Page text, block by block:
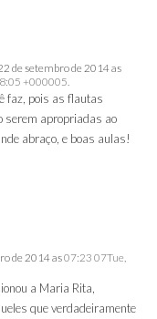
de setembro de 2014 as
+000005.
faz, pois as flautas
serem apropriadas ao
abraço, e boas aulas!
de 2014 as07:23 07Tue,
a Maria Rita,
que verdadeiramente